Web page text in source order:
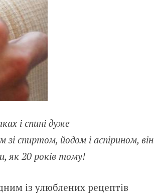
і спині дуже
спиртом, йодом і аспірином, він
як 20 років тому!
із улюблених рецептів